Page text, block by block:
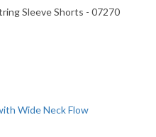
Sleeve Shorts - 07270